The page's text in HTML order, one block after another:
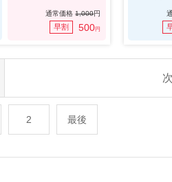
通常価格1,000円
早割 500円
2 最後